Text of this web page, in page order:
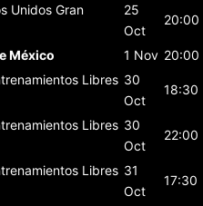
Unidos Gran
25
Oct
20:00
México 1 Nov 20:00
Libres 30
Oct
18:30
Libres 30
Oct
22:00
Libres 31
Oct
17:30